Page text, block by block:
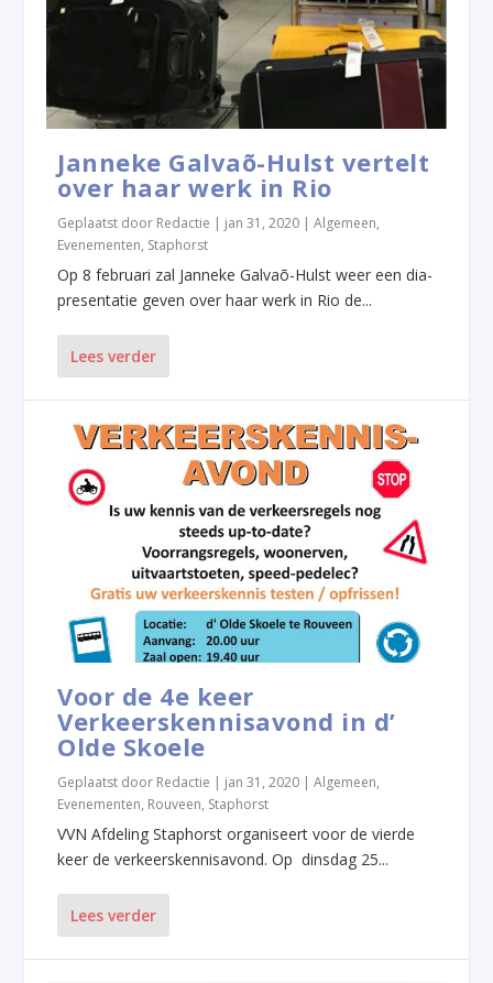
Janneke Galvaõ-Hulst vertelt
over haar werk in Rio
Geplaatst door Redactie | jan 31, 2020 |Algemeen,
Evenementen, Staphorst
Op 8 februari zal Janneke Galvaõ-Hulst weer een dia-
presentatie geven over haar werk in Rio de...
Lees verder
Voor de 4e keer
Verkeerskennisavond in d’
Olde Skoele
Geplaatst door Redactie | jan 31, 2020 |Algemeen,
Evenementen, Rouveen, Staphorst
VVN Afdeling Staphorst organiseert voor de vierde
keer de verkeerskennisavond. Op dinsdag 25...
Lees verder